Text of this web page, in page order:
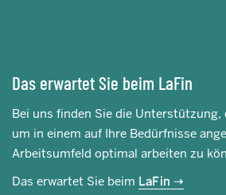
Das erwartet Sie beim LaFin
Bei uns finden Sie die Unterstützung,
um in einem auf Ihre Bedürfnisse
Arbeitsumfeld optimal arbeiten zu
Das erwartet Sie beim LaFin